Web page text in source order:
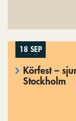
18 SEP
Körfest –
Stockholm